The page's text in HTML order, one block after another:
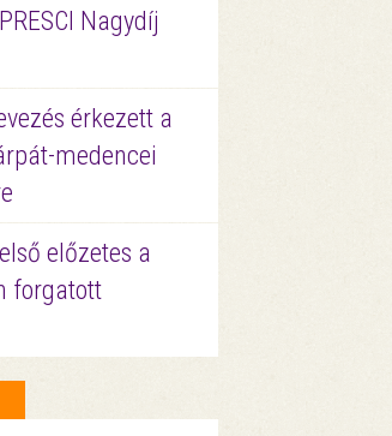
Nagydíj
érkezett a
medencei
előzetes a
forgatott